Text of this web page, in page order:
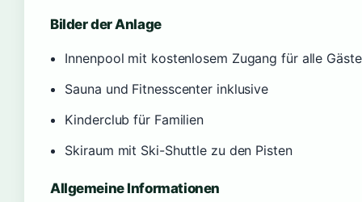
Bilder der Anlage
Innenpool mit kostenlosem Zugang für alle Gäste
Sauna und Fitnesscenter inklusive
Kinderclub für Familien
Skiraum mit Ski-Shuttle zu den Pisten
Allgemeine Informationen